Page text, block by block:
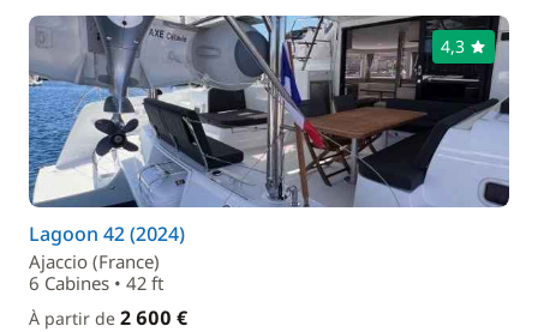
4,3
Lagoon 42 (2024)
Ajaccio (France)
6 Cabines • 42 ft
À partir de 2 600 €